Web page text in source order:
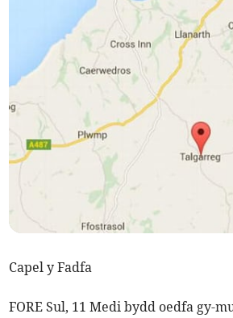
Capel y Fadfa
FORE Sul, 11 Medi bydd oedfa gy-